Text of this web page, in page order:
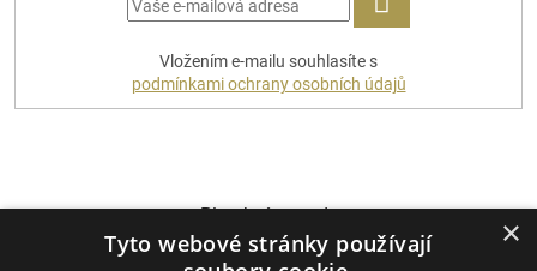
PŘIHLÁSIT
Vložením e-mailu souhlasíte s
podmínkami ochrany osobních údajů
Platební metody ×
Tyto webové stránky používají